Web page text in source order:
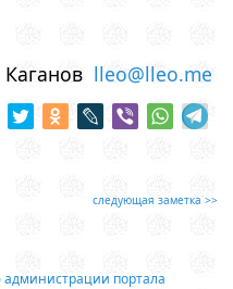
lleo@lleo.me
следующая заметка >>
администрации портала